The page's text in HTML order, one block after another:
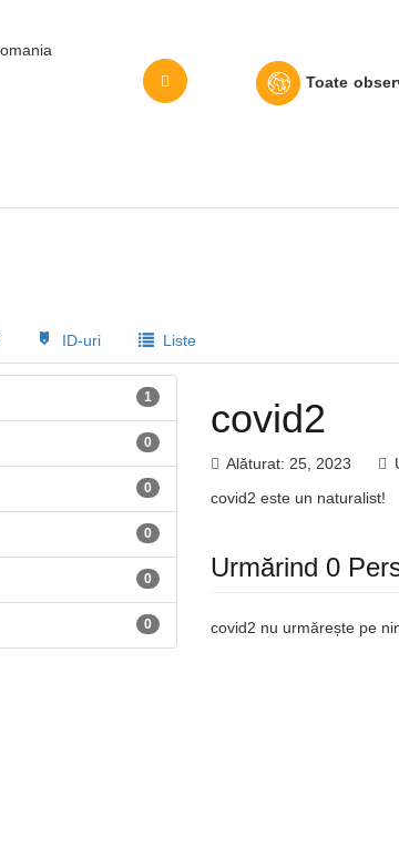
Toate
ID-uri Liste
1
0
0
0
0
0
covid2
Alăturat: 25, 2023
covid2 este un naturalist!
Urmărind 0
covid2 nu urmărește pe